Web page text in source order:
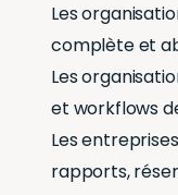
Les
complète et
Les
et workflows
Les
rapports,